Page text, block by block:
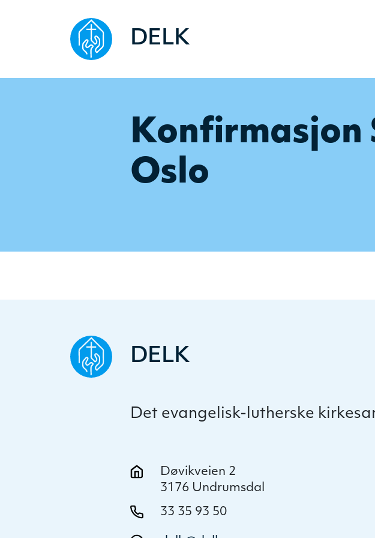
DELK
Konfirmasjon
Oslo
DELK
Det evangelisk-lutherske
Døvikveien 2
3176 Undrumsdal
33 35 93 50